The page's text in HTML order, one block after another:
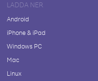
LADDA NER
Android
iPhone & iPad
Windows PC
Mac
Linux